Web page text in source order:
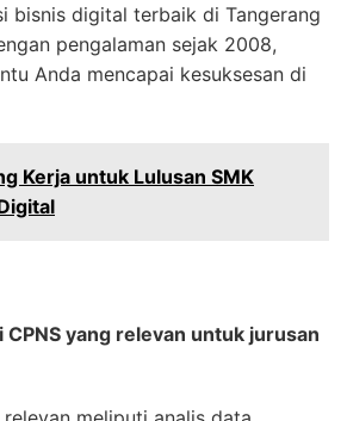
bisnis digital terbaik di Tangerang
pengalaman sejak 2008,
Anda mencapai kesuksesan di
Kerja untuk Lulusan SMK
CPNS yang relevan untuk jurusan